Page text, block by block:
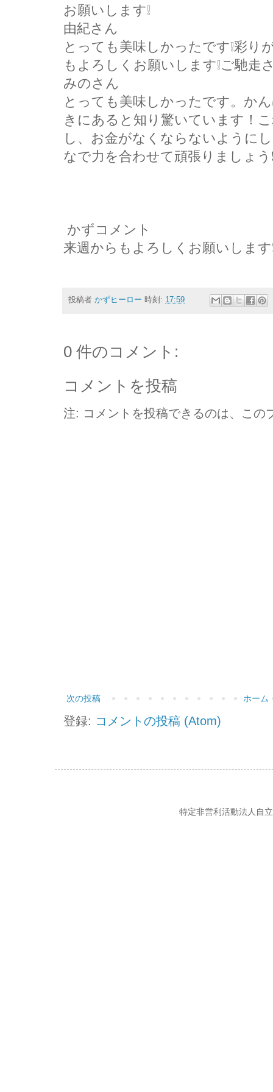
お願いします❕
由紀さん
とっても美味しかったです❕彩
もよろしくお願いします❕ご馳走
みのさん
とっても美味しかったです。か
きにあると知り驚いています！
し、お金がなくならないように
なで力を合わせて頑張りましょう
かずコメント
来週からもよろしくお願いします
投稿者 かずヒーロー 時刻: 17:59
0 件のコメント:
コメントを投稿
注: コメントを投稿できるのは、この
次の投稿 ホーム
登録: コメントの投稿 (Atom)
特定非営利活動法人自